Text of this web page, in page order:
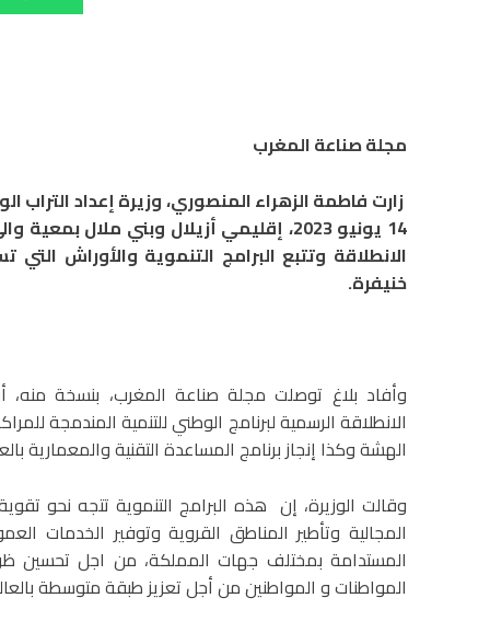
مجلة صناعة المغرب
زارت فاطمة الزهراء المنصوري، وزيرة إعداد التراب
14 يونيو 2023، إقليمي أزيلال وبني
الانطلاقة وتتبع البرامج التنموية والأوراش
خنيفرة.
وأفاد بلاغ توصلت مجلة صناعة المغرب، بنسخة منه،
الانطلاقة الرسمية لبرنامج الوطني للتنمية المندمجة
الهشة وكذا إنجاز برنامج المساعدة التقنية والمعمارية
وقالت الوزيرة، إن هذه البرامج التنموية تتجه نحو
المجالية وتأطير المناطق القروية وتوفير الخدمات
المستدامة بمختلف جهات المملكة، من اجل تحسين
المواطنات و المواطنين من أجل تعزيز طبقة متوسطة